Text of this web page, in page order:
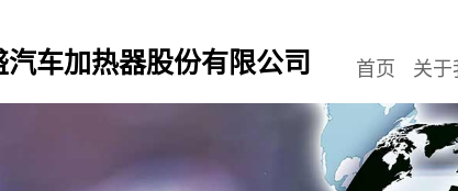
车加热器股份有限公司 首页 关于